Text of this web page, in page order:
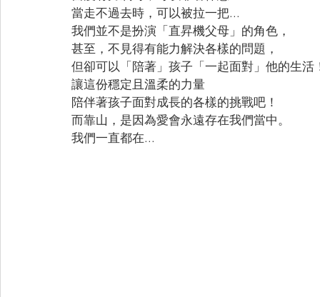
當走不過去時，可以被拉一把...
我們並不是扮演「直昇機父母」的角色，
甚至，不見得有能力解決各樣的問題，
但卻可以「陪著」孩子「一起面對」他的生活
讓這份穩定且溫柔的力量
陪伴著孩子面對成長的各樣的挑戰吧！
而靠山，是因為愛會永遠存在我們當中。
我們一直都在...